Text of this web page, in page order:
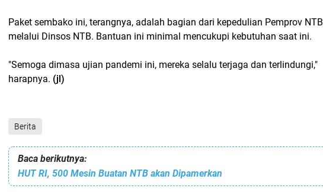
Paket sembako ini, terangnya, adalah bagian dari kepedulian Pemprov NTB
melalui Dinsos NTB. Bantuan ini minimal mencukupi kebutuhan saat ini.
"Semoga dimasa ujian pandemi ini, mereka selalu terjaga dan terlindungi,"
harapnya. (jl)
Berita
Baca berikutnya:
HUT RI, 500 Mesin Buatan NTB akan Dipamerkan